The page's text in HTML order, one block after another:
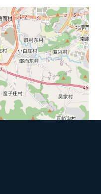
اسم